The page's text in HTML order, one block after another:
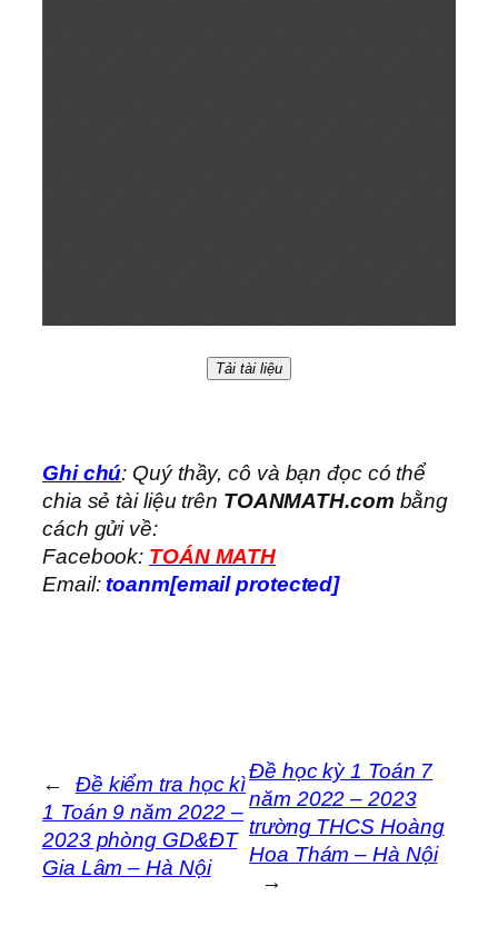
Tải tài liệu
Ghi chú: Quý thầy, cô và bạn đọc có thể
chia sẻ tài liệu trên TOANMATH.com bằng
cách gửi về:
Facebook: TOÁN MATH
Email:toanm[email protected]
←
Đề kiểm tra học kì
1 Toán 9 năm 2022 –
2023 phòng GD&ĐT
Gia Lâm – Hà Nội
Đề học kỳ 1 Toán 7
năm 2022 – 2023
trường THCS Hoàng
Hoa Thám – Hà Nội
→